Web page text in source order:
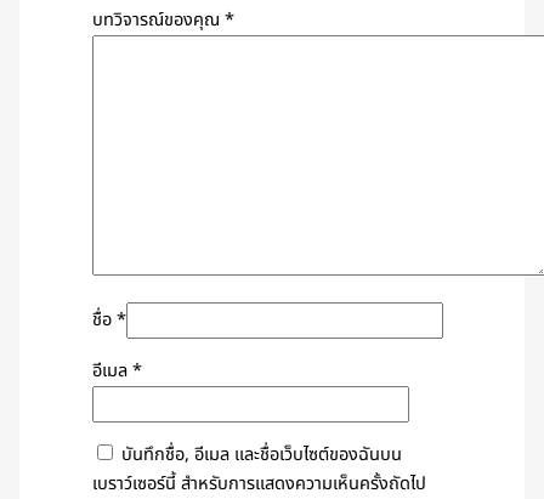
บทวิจารณ์ของคุณ*
ชื่อ*
อีเมล*
บันทึกชื่อ, อีเมล และชื่อเว็บไซต์ของฉันบน
เบราว์เซอร์นี้ สำหรับการแสดงความเห็นครั้งถัดไป